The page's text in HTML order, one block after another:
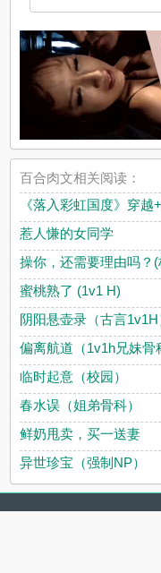
百合肉文相关阅读：
《落入彩虹国度》穿越
惹人慊的女同学
操你，还需要理由吗？(
蜜桃熟了 (1v1 H)
阴阳悬壶录（古言1v1H
偏离航道（1v1h兄妹骨
临时起意（校园）
春水误（姐弟骨科）
鲜奶甩卖，买一送妻
异世珍宝（强制NP）